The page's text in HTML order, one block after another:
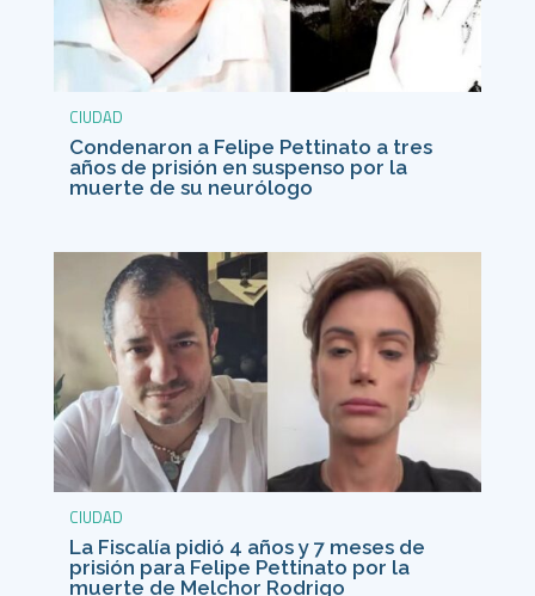
CIUDAD
Condenaron a Felipe Pettinato a tres
años de prisión en suspenso por la
muerte de su neurólogo
CIUDAD
La Fiscalía pidió 4 años y 7 meses de
prisión para Felipe Pettinato por la
muerte de Melchor Rodrigo